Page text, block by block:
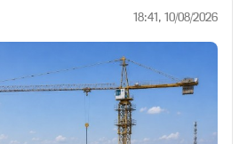
18:41, 10/08/2026